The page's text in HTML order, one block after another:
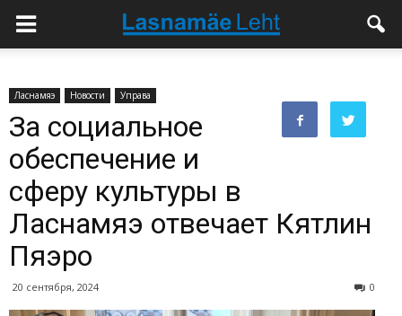
Ласнамяэ Новости Управа
За социальное
обеспечение и
сферу культуры в
Ласнамяэ отвечает Кятлин
Пяэро
20 сентября, 2024 0